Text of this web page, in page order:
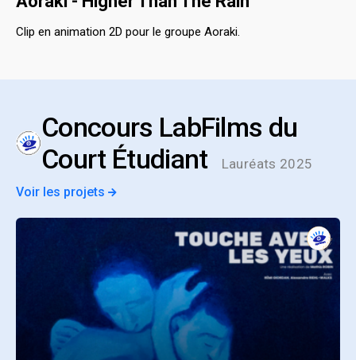
Clip en animation 2D pour le groupe Aoraki.
Concours LabFilms du
Court Étudiant
Lauréats 2025
Voir les projets